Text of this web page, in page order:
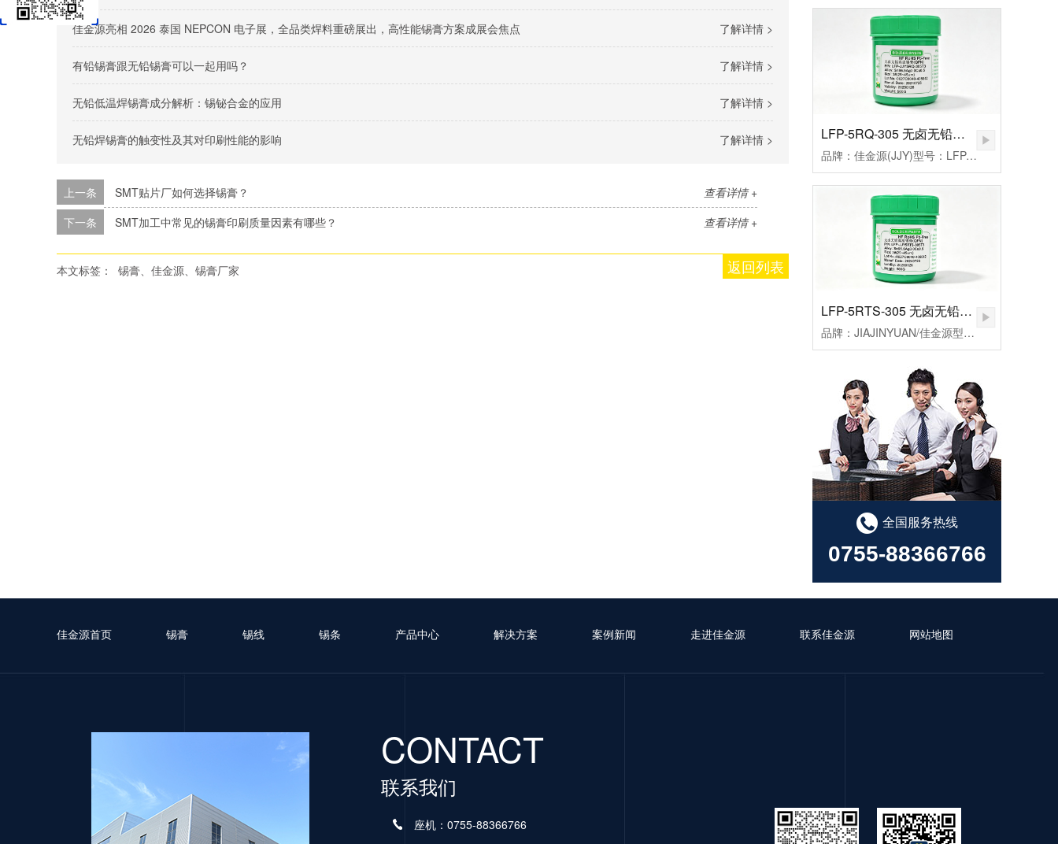
了解详情 >
佳金源亮相 2026 泰国 NEPCON 电子展，全品类焊料重磅展出，高性能锡膏方案成展会焦点
了解详情 >
有铅锡膏跟无铅锡膏可以一起用吗？
了解详情 >
无铅低温焊锡膏成分解析：锡铋合金的应用
了解详情 >
无铅焊锡膏的触变性及其对印刷性能的影响
查看详情 +
上一条
SMT贴片厂如何选择锡膏？
查看详情 +
下一条 SMT加工中常见的锡膏印刷质量因素有哪些？
返回列表
本文标签： 锡膏、佳金源、锡膏厂家
LFP-5RQ-305 无卤无铅高温锡膏
品牌：佳金源(JJY)型号：LFP-JJY5RQ-305T3合金成分：Sn96.5Ag3.0Cu0.5颗粒度：3#(25-45um）粘度：190±20Pa.S活性：高活性熔点：217℃峰值温度：235-255（℃）规格：500克/瓶
LFP-5RTS-305 无卤无铅高温锡膏
品牌：JIAJINYUAN/佳金源型号：LFP-JJY5RTS-305T3合金成分：Sn96.5Ag3.0Cu0.5颗粒度：3#(25-45um）粘度：185±20Pa.S活性：较高活性熔点：217℃峰值温度：235-255℃规格：500克/瓶
全国服务热线
0755-88366766
佳金源首页 锡膏 锡线 锡条 产品中心 解决方案 案例新闻 走进佳金源 联系佳金源 网站地图
CONTACT
联系我们
座机：0755-88366766